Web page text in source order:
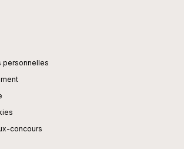
personnelles
concours